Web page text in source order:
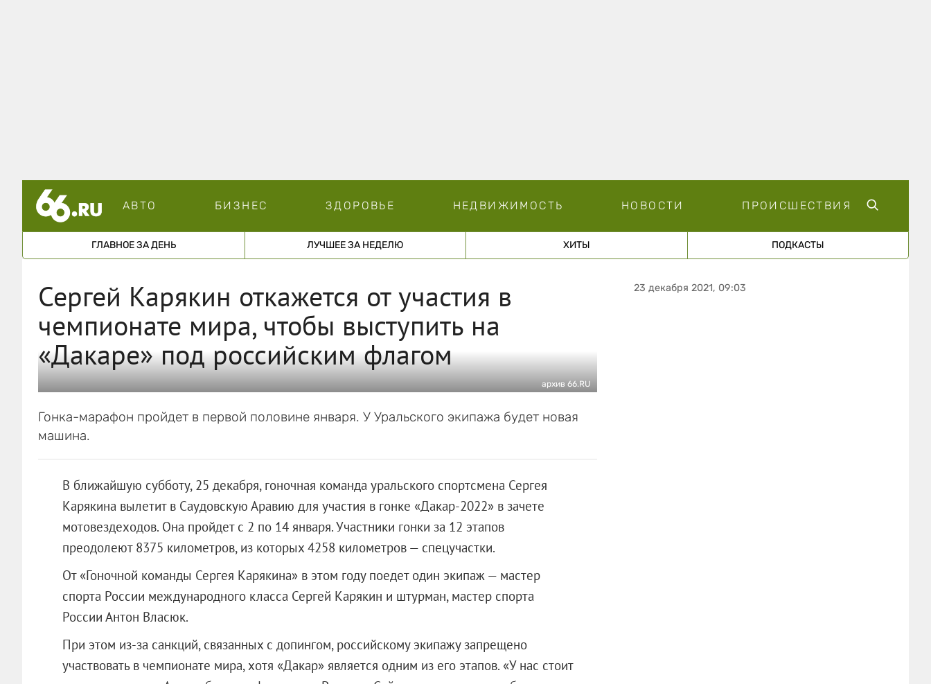
АВТО БИЗНЕС ЗДОРОВЬЕ НЕДВИЖИМОСТЬ НОВОСТИ ПРОИСШЕСТВИЯ
ГЛАВНОЕ ЗА ДЕНЬ ЛУЧШЕЕ ЗА НЕДЕЛЮ ХИТЫ ПОДКАСТЫ
Сергей Карякин откажется от участия в
чемпионате мира, чтобы выступить на
«Дакаре» под российским флагом
архив 66.RU
Гонка-марафон пройдет в первой половине января. У Уральского экипажа будет новая
машина.
В ближайшую субботу, 25 декабря, гоночная команда уральского спортсмена Сергея
Карякина вылетит в Саудовскую Аравию для участия в гонке «Дакар-2022» в зачете
мотовездеходов. Она пройдет с 2 по 14 января. Участники гонки за 12 этапов
преодолеют 8375 километров, из которых 4258 километров — спецучастки.
От «Гоночной команды Сергея Карякина» в этом году поедет один экипаж — мастер
спорта России международного класса Сергей Карякин и штурман, мастер спорта
России Антон Власюк.
При этом из-за санкций, связанных с допингом, российскому экипажу запрещено
участвовать в чемпионате мира, хотя «Дакар» является одним из его этапов. «У нас стоит
23 декабря 2021, 09:03